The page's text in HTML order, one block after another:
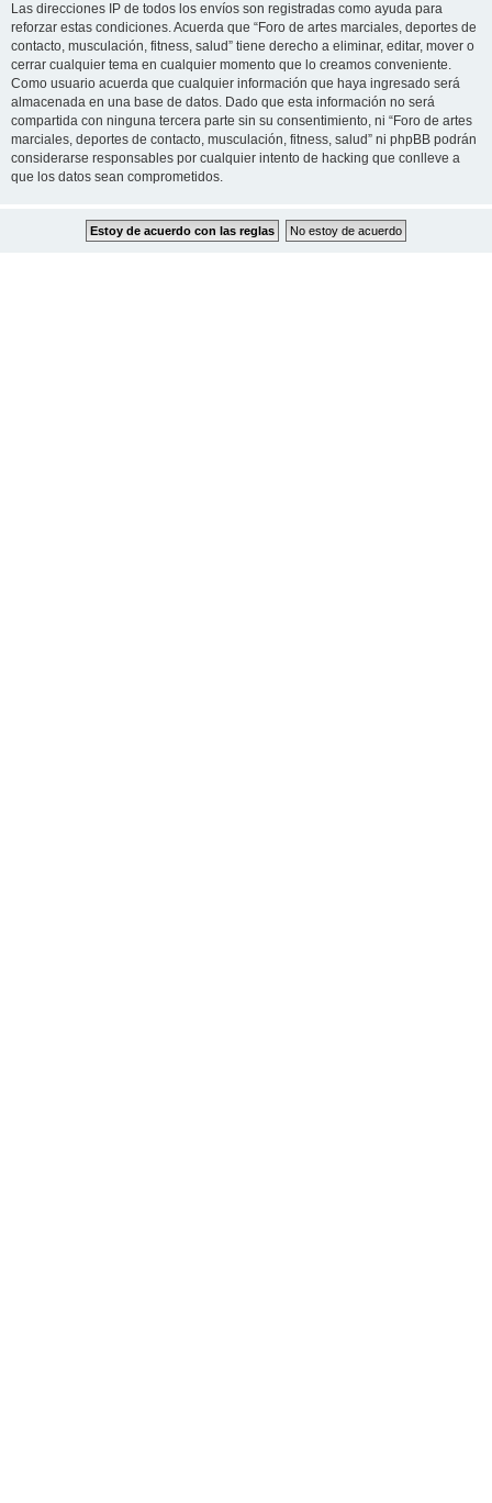
Las direcciones IP de todos los envíos son registradas como ayuda para
reforzar estas condiciones. Acuerda que “Foro de artes marciales, deportes de
contacto, musculación, fitness, salud” tiene derecho a eliminar, editar, mover o
cerrar cualquier tema en cualquier momento que lo creamos conveniente.
Como usuario acuerda que cualquier información que haya ingresado será
almacenada en una base de datos. Dado que esta información no será
compartida con ninguna tercera parte sin su consentimiento, ni “Foro de artes
marciales, deportes de contacto, musculación, fitness, salud” ni phpBB podrán
considerarse responsables por cualquier intento de hacking que conlleve a
que los datos sean comprometidos.